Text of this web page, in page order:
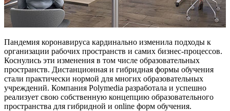
Пандемия коронавируса кардинально изменила подходы к
организации рабочих пространств и самих бизнес-процессов.
Коснулись эти изменения в том числе образовательных
пространств. Дистанционная и гибридная формы обучения
стали практически нормой для многих образовательных
учреждений. Компания Polymedia разработала и успешно
реализует свою собственную концепцию образовательного
пространства для гибридной и online форм обучения.